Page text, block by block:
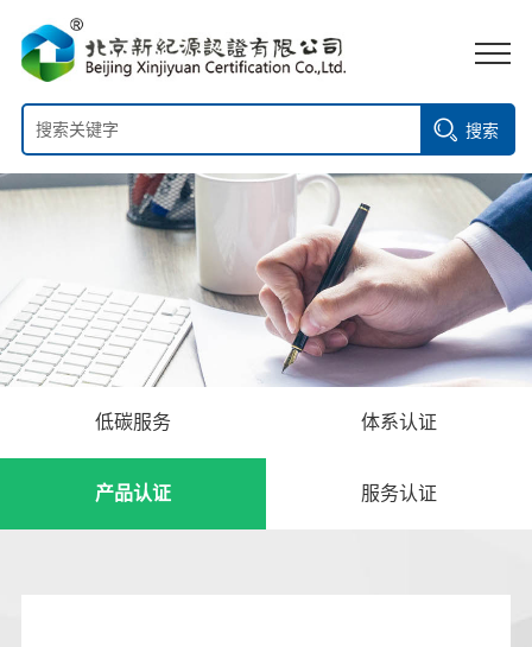
搜索
低碳服务 体系认证
产品认证 服务认证